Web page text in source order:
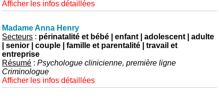
Afficher les infos détaillées
Madame Anna Henry
Secteurs : périnatalité et bébé | enfant | adolescent | adulte
| senior | couple | famille et parentalité | travail et
entreprise
Résumé :Psychologue clinicienne, première ligne
Criminologue
Afficher les infos détaillées